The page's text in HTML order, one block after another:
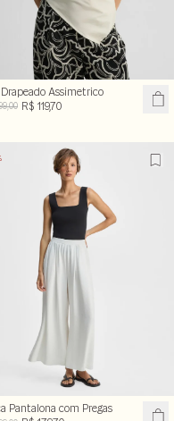
Assimetrico
R$ 119,70
Pantalona com Pregas